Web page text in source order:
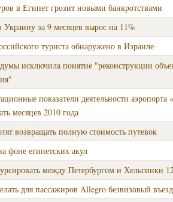
в Египет грозит новыми банкротствами
Украину за 9 месяцев вырос на 11%
туриста обнаружено в Израиле
исключила понятие "реконструкции
показатели деятельности аэропорта
месяцев 2010 года
возвращать полную стоимость путевок
фоне египетских акул
между Петербургом и Хельсинки
для пассажиров Allegro безвизовый